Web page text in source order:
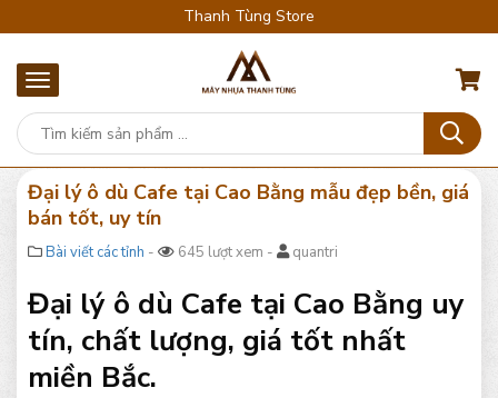
Thanh Tùng Store
Đại lý ô dù Cafe tại Cao Bằng mẫu đẹp bền, giá
bán tốt, uy tín
Bài viết các tỉnh - 645 lượt xem - quantri
Đại lý ô dù Cafe tại Cao Bằng uy
tín, chất lượng, giá tốt nhất
miền Bắc.